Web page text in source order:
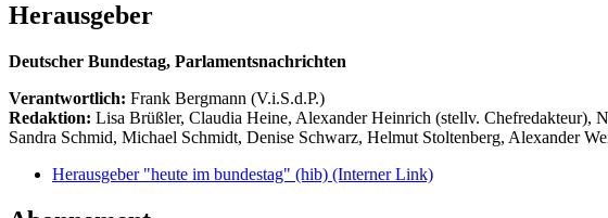
Herausgeber
Deutscher Bundestag, Parlamentsnachrichten
Verantwortlich: Frank Bergmann (V.i.S.d.P.)
Redaktion: Lisa Brüßler, Claudia Heine, Alexander Heinrich (stellv. Chefredakteur),
Sandra Schmid, Michael Schmidt, Denise Schwarz, Helmut Stoltenberg, Alexander
Herausgeber "heute im bundestag" (hib) (Interner Link)